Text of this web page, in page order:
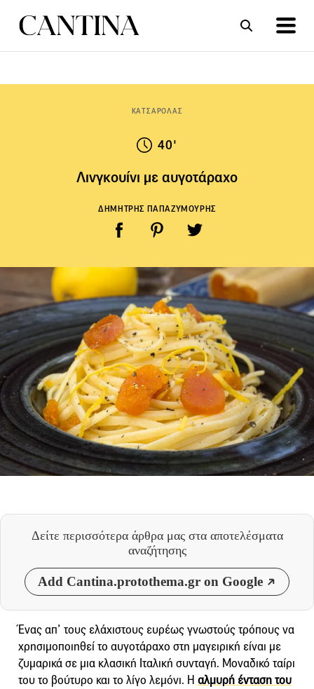
ΚΑΤΣΑΡΟΛΑΣ
40'
Λινγκουίνι με αυγοτάραχο
ΔΗΜΗΤΡΗΣ ΠΑΠΑΖΥΜΟΥΡΗΣ
Δείτε περισσότερα άρθρα μας στα αποτελέσματα
αναζήτησης
Add Cantina.protothema.gr on Google
Ένας απ’ τους ελάχιστους ευρέως γνωστούς τρόπους να
χρησιμοποιηθεί το αυγοτάραχο στη μαγειρική είναι με
ζυμαρικά σε μια κλασική Ιταλική συνταγή. Μοναδικό ταίρι
του το βούτυρο και το λίγο λεμόνι. Η αλμυρή ένταση του